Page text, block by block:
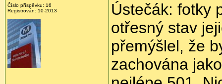
Číslo příspěvku: 16
Registrován: 10-2013
Ústečák: fotky
otřesný stav
přemýšlel, že
zachována